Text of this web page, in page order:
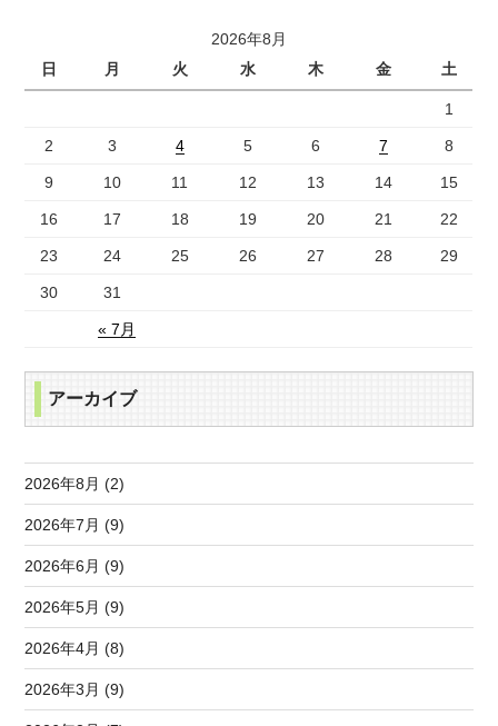
2026年8月
日
月 火 水 木 金 土
« 7月
1
2 3 4 5 6 7 8
9 10 11 12 13 14 15
16 17 18 19 20 21 22
23 24 25 26 27 28 29
30 31
アーカイブ
2026年8月 (2)
2026年7月 (9)
2026年6月 (9)
2026年5月 (9)
2026年4月 (8)
2026年3月 (9)